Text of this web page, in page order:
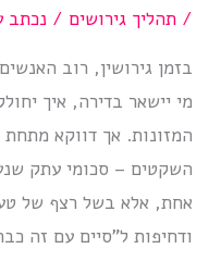
/תהליך גירושים / נכתב
בזמן גירושין, רוב
מי יישאר בדירה, איך
המזונות. אך דווקא
השקטים – סכומי עתק
אחת, אלא בשל רצף של
ודחיפות ל”סיים עם זה